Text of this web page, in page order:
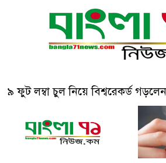
৯ ফুট লম্বা চুল নিয়ে বিশ্বরেকর্ড